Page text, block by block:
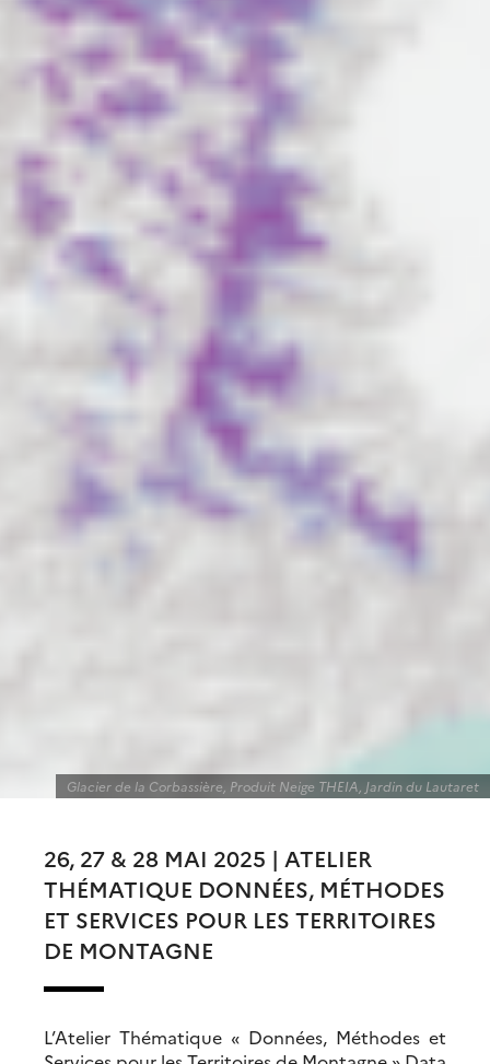
Glacier de la Corbassière, Produit Neige THEIA, Jardin du Lautaret
26, 27 & 28 MAI 2025 | ATELIER
THÉMATIQUE DONNÉES, MÉTHODES
ET SERVICES POUR LES TERRITOIRES
DE MONTAGNE
L’Atelier Thématique « Données, Méthodes et